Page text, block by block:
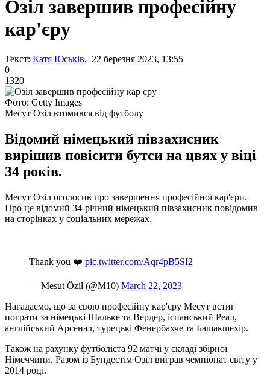
Озіл завершив професійну
кар'єру
Текст: Катя Юськів, 22 березня 2023, 13:55
0
1320
Фото: Getty Images
Месут Озіл втомився від футболу
Відомий німецький півзахисник
вирішив повісити бутси на цвях у віці
34 років.
Месут Озіл оголосив про завершення професійної кар'єри.
Про це відомий 34-річний німецький півзахисник повідомив
на сторінках у соціальних мережах.
Thank you ❤️ pic.twitter.com/Aqr4pB5SI2
— Mesut Özil (@M10) March 22, 2023
Нагадаємо, що за свою професійну кар'єру Месут встиг
пограти за німецькі Шальке та Вердер, іспанський Реал,
англійський Арсенал, турецькі Фенербахче та Башакшехір.
Також на рахунку футболіста 92 матчі у складі збірної
Німеччини. Разом із Бундестім Озіл виграв чемпіонат світу у
2014 році.